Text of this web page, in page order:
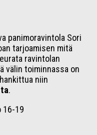
panimoravintola Sori
tarjoamisen mitä
ravintolan
välin toiminnassa on
niin
.
16-19